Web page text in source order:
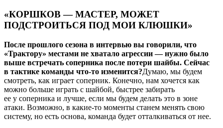
«КОРШКОВ — МАСТЕР, МОЖЕТ
ПОДСТРОИТЬСЯ ПОД МОИ КЛЮШКИ»
После прошлого сезона в интервью вы говорили, что
«Трактору» местами не хватало агрессии — нужно было
выше встречать соперника после потери шайбы. Сейчас
в тактике команды что-то изменится?Думаю, мы будем
смотреть, как играет соперник. Конечно, нам хочется как
можно больше играть с шайбой, быстрее забирать
ее у соперника и лучше, если мы будем делать это в зоне
атаки. Возможно, в какие-то моменты станем менять свою
систему, но есть основа, команда будет отталкиваться от нее.